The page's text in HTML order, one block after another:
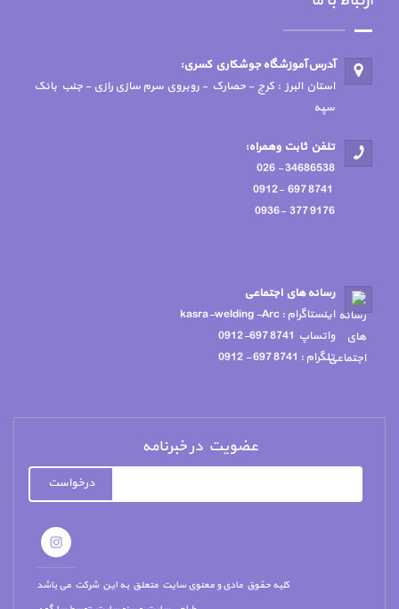
آدرس آموزشگاه جوشكاري كسري:
استان البرز : کرج - حصارک - روبروی سرم سازی رازی - جنب بانک
سپه
تلفن ثابت وهمراه:
34686538 - 026
9176 377 -0936
رسانه هاي اجتماعي
اينستاگرام : kasra-welding -Arc
واتساپ 8741 697-0912
تلگرام : 8741 697 - 0912
عضویت در خبرنامه
درخواست
کلیه حقوق مادی و معنوی سایت متعلق به این شرکت می باشد